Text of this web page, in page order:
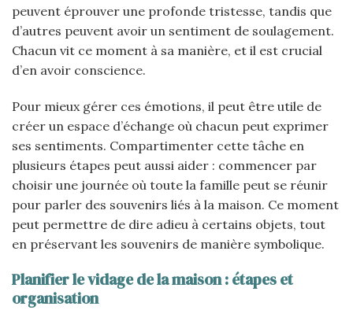
peuvent éprouver une profonde tristesse, tandis que
d’autres peuvent avoir un sentiment de soulagement.
Chacun vit ce moment à sa manière, et il est crucial
d’en avoir conscience.
Pour mieux gérer ces émotions, il peut être utile de
créer un espace d’échange où chacun peut exprimer
ses sentiments. Compartimenter cette tâche en
plusieurs étapes peut aussi aider : commencer par
choisir une journée où toute la famille peut se réunir
pour parler des souvenirs liés à la maison. Ce moment
peut permettre de dire adieu à certains objets, tout
en préservant les souvenirs de manière symbolique.
Planifier le vidage de la maison : étapes et
organisation